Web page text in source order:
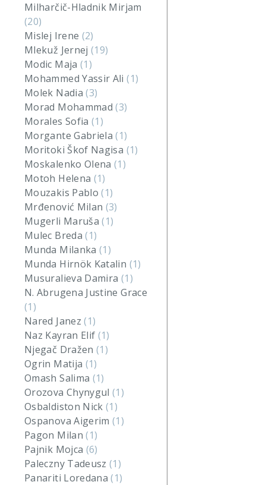
Milharčič-Hladnik Mirjam
(20)
Mislej Irene (2)
Mlekuž Jernej(19)
Modic Maja (1)
Mohammed Yassir Ali(1)
Molek Nadia(3)
Morad Mohammad(3)
Morales Sofia(1)
Morgante Gabriela(1)
Moritoki Škof Nagisa (1)
Moskalenko Olena(1)
Motoh Helena (1)
Mouzakis Pablo(1)
Mrđenović Milan (3)
Mugerli Maruša(1)
Mulec Breda(1)
Munda Milanka(1)
Munda Hirnök Katalin (1)
Musuralieva Damira (1)
N. Abrugena Justine Grace
(1)
Nared Janez(1)
Naz Kayran Elif (1)
Njegač Dražen(1)
Ogrin Matija (1)
Omash Salima (1)
Orozova Chynygul(1)
Osbaldiston Nick(1)
Ospanova Aigerim(1)
Pagon Milan(1)
Pajnik Mojca (6)
Paleczny Tadeusz(1)
Panariti Loredana(1)